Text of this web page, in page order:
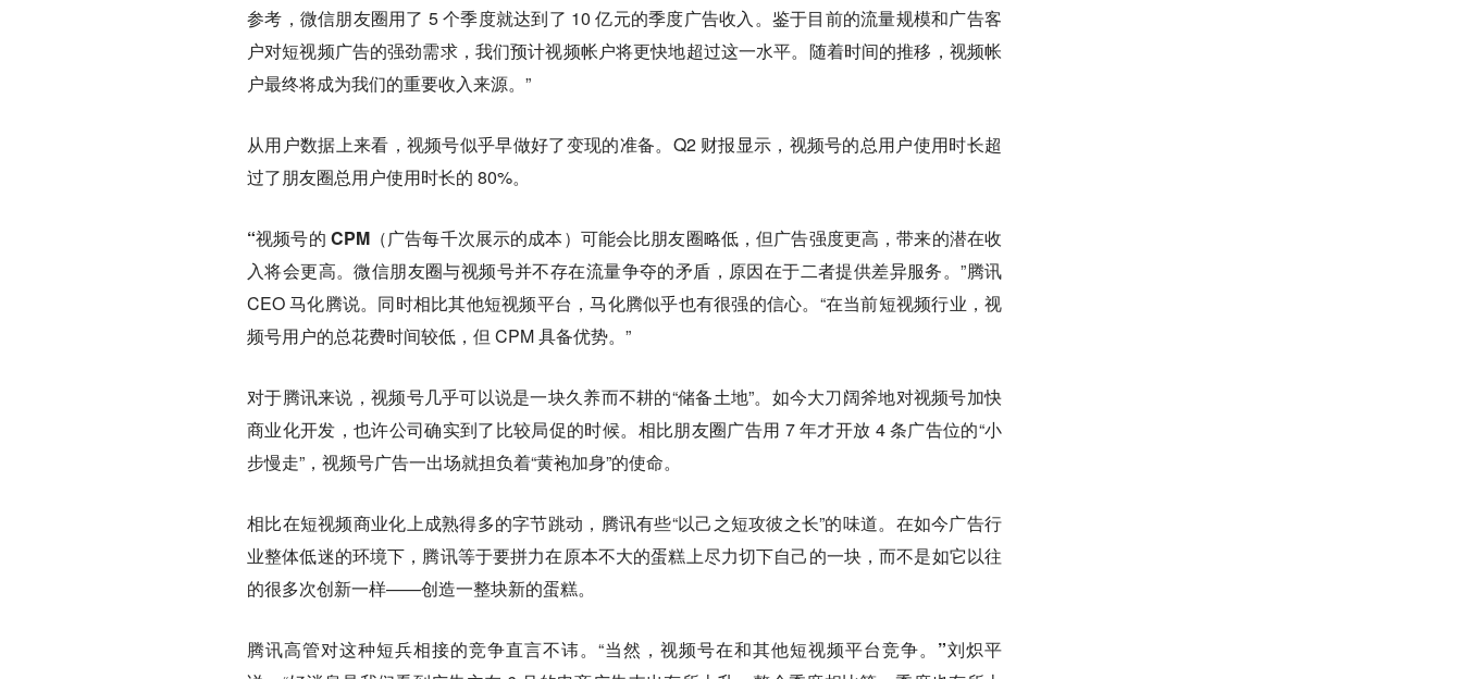
参考，微信朋友圈用了 5 个季度就达到了 10 亿元的季度广告收入。鉴于目前的流量规模和广告客
户对短视频广告的强劲需求， 我们预计视频帐户将更快地超过这一水平。 随着时间的推移，视频帐
户最终将成为我们的重要收入来源。”
从用户数据上来看，视频号似乎早做好了变现的准备。Q2 财报显示，视频号的总用户使用时长超
过了朋友圈总用户使用时长的 80%。
“视频号的 CPM（广告每千次展示的成本）可能会比朋友圈略低，但广告强度更高，带来的潜在收
入将会更高。微信朋友圈与视频号并不存在流量争夺的矛盾，原因在于二者提供差异服务。”腾讯
CEO 马化腾说。同时相比其他短视频平台，马化腾似乎也有很强的信心。“在当前短视频行业，视
频号用户的总花费时间较低，但 CPM 具备优势。”
对于腾讯来说，视频号几乎可以说是一块久养而不耕的“储备土地”。如今大刀阔斧地对视频号加快
商业化开发，也许公司确实到了比较局促的时候。相比朋友圈广告用 7 年才开放 4 条广告位的“小
步慢走”，视频号广告一出场就担负着“黄袍加身”的使命。
相比在短视频商业化上成熟得多的字节跳动，腾讯有些“以己之短攻彼之长”的味道。在如今广告行
业整体低迷的环境下，腾讯等于要拼力在原本不大的蛋糕上尽力切下自己的一块，而不是如它以往
的很多次创新一样——创造一整块新的蛋糕。
腾讯高管对这种短兵相接的竞争直言不讳。“当然， 视频号在和其他短视频平台竞争。”刘炽平